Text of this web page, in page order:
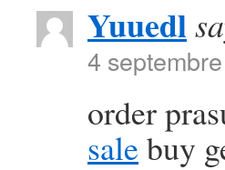
Yuuedl
4
order
sale buy